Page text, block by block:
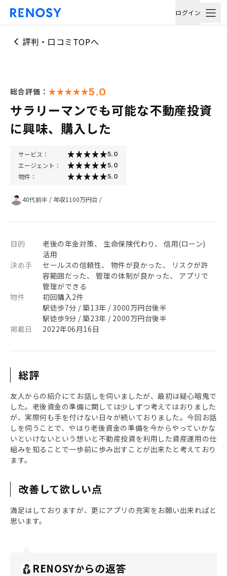
ログイン
評判・口コミTOPへ
総合評価： 5.0
サラリーマンでも可能な不動産投資
に興味、購入した
サービス： 5.0
エージェント： 5.0
物件： 5.0
40代前半 / 年収1100万円台 /
目的
老後の年金対策、 生命保険代わり、 信用(ローン)
活用
決め手
セールスの信頼性、 物件が良かった、 リスクが許
容範囲だった、 管理の体制が良かった、 アプリで
管理ができる
物件
初回購入2件
駅徒歩7分 / 築13年 / 3000万円台後半
駅徒歩9分 / 築23年 / 2000万円台後半
掲載日
2022年06月16日
総評
友人からの紹介にてお話しを伺いましたが、最初は疑心暗鬼で
した。老後資金の準備に関しては少しずつ考えてはおりました
が、実際何も手を付けない日々が続いておりました。今回お話
しを伺うことで、やはり老後資金の準備を今からやっていかな
いといけないという想いと不動産投資を利用した資産運用の仕
組みを知ることで一歩前に歩み出すことが出来たと考えており
ます。
改善して欲しい点
満足はしておりますが、更にアプリの充実をお願い出来ればと
思います。
RENOSYからの返答